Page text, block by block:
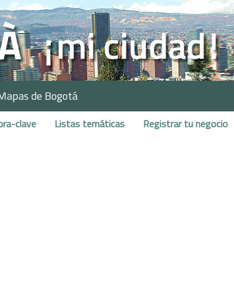
de Bogotá
clave Listas temáticas Registrar tu negocio